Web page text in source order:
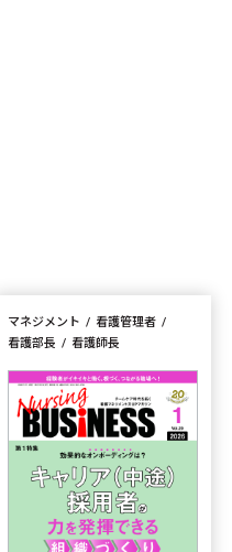
マネジメント
看護管理者
看護部長
看護師長